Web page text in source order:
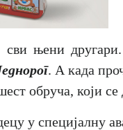
сви њени
. А када
обруча, који се
у специјалну